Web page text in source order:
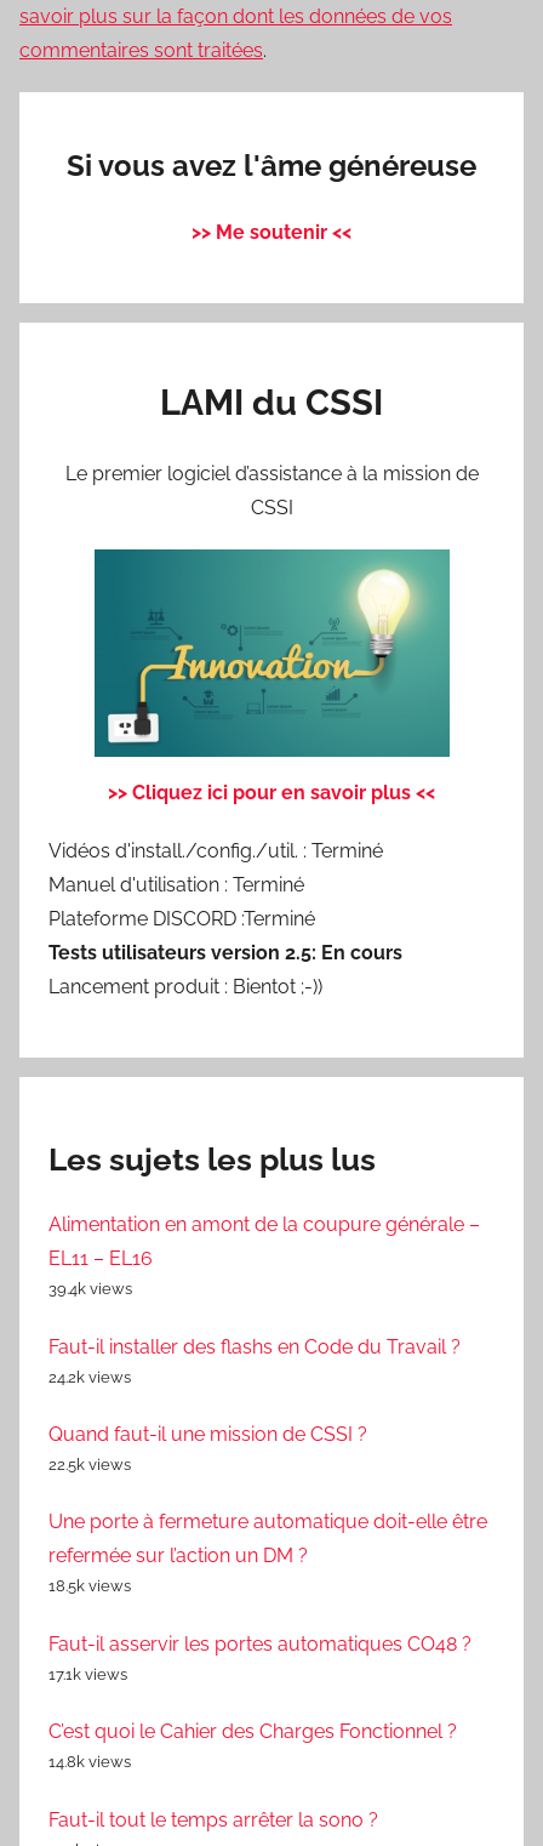
savoir plus sur la façon dont les données de vos
commentaires sont traitées.
Si vous avez l'âme généreuse
>> Me soutenir <<
LAMI du CSSI
Le premier logiciel d’assistance à la mission de
CSSI
>> Cliquez ici pour en savoir plus <<
Vidéos d'install./config./util. : Terminé
Manuel d'utilisation : Terminé
Plateforme DISCORD :Terminé
Tests utilisateurs version 2.5: En cours
Lancement produit : Bientot ;-))
Les sujets les plus lus
Alimentation en amont de la coupure générale –
EL11 – EL16
39.4k views
Faut-il installer des flashs en Code du Travail ?
24.2k views
Quand faut-il une mission de CSSI ?
22.5k views
Une porte à fermeture automatique doit-elle être
refermée sur l’action un DM ?
18.5k views
Faut-il asservir les portes automatiques CO48 ?
17.1k views
C’est quoi le Cahier des Charges Fonctionnel ?
14.8k views
Faut-il tout le temps arrêter la sono ?